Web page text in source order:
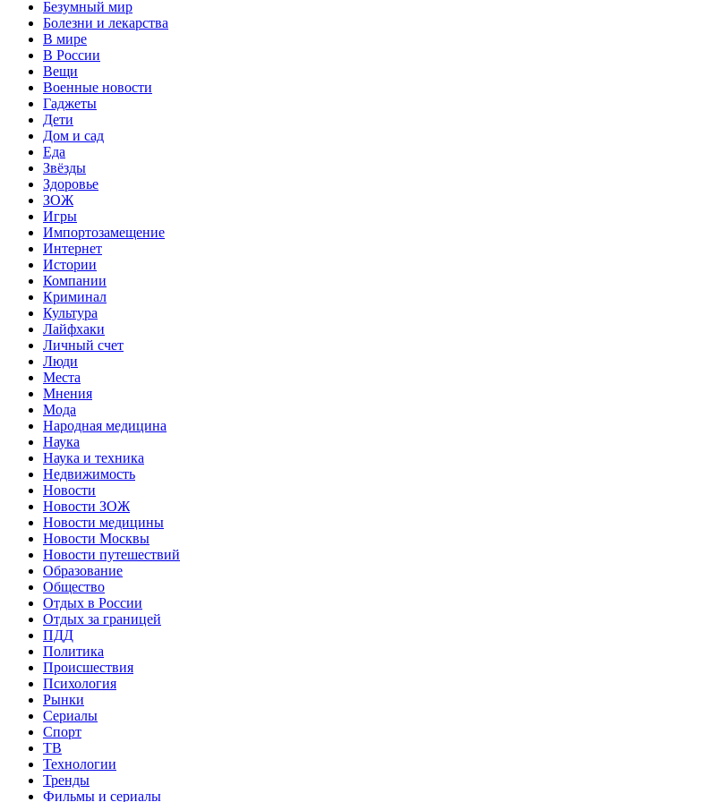
Безумный мир
Болезни и лекарства
В мире
В России
Вещи
Военные новости
Гаджеты
Дети
Дом и сад
Еда
Звёзды
Здоровье
ЗОЖ
Игры
Импортозамещение
Интернет
Истории
Компании
Криминал
Культура
Лайфхаки
Личный счет
Люди
Места
Мнения
Мода
Народная медицина
Наука
Наука и техника
Недвижимость
Новости
Новости ЗОЖ
Новости медицины
Новости Москвы
Новости путешествий
Образование
Общество
Отдых в России
Отдых за границей
ПДД
Политика
Происшествия
Психология
Рынки
Сериалы
Спорт
ТВ
Технологии
Тренды
Фильмы и сериалы